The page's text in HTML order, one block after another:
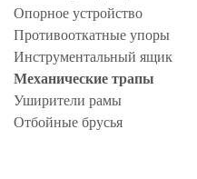
Опорное устройство
Противооткатные упоры
Инструментальный ящик
Механические трапы
Уширители рамы
Отбойные брусья